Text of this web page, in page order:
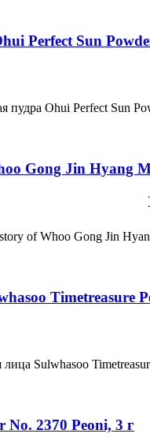
Perfect Sun
Ohui Perfect Sun
Gong Jin Hyang
of Whoo Gong Jin
Timetreasure
Sulwhasoo
No. 2370 Peoni, 3 г